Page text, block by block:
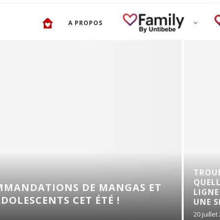
A PROPOS
DE MANGAS ET
ÉTÉ !
TROUBLES DE
QUELLES SOLUTIONS
LIGNE POUR